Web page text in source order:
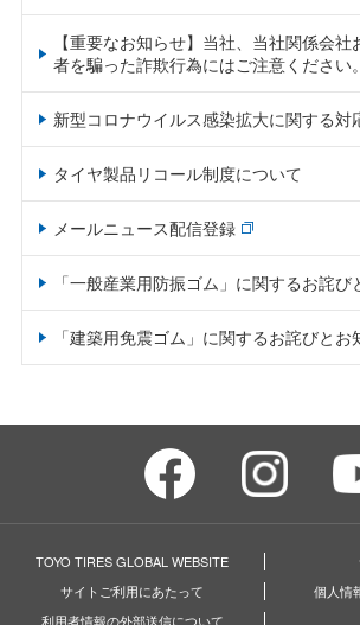
【重要なお知らせ】当社、当社関係会
者を騙った詐欺行為にはご注意ください。
新型コロナウイルス感染拡大に関する対
タイヤ製品リコール制度について
メールニュース配信登録
「一般産業用防振ゴム」に関するお詫び
「建築用免震ゴム」に関するお詫びとお
TOYO TIRES GLOBAL WEBSITE
サイトご利用にあたって
個人情
利用者情報の外部送信について